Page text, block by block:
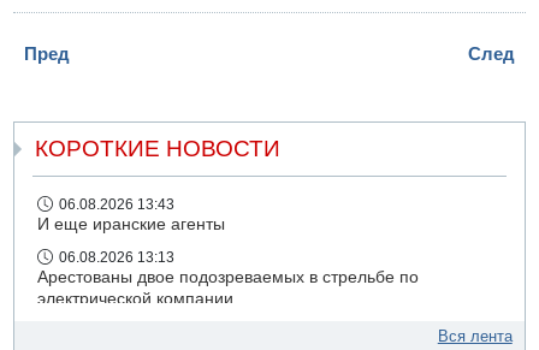
Альцгеймера решили выяснить, есть ли и другие
нейродегенеративных заболеваний. Выявлено 45
Пред След
КОРОТКИЕ НОВОСТИ
06.08.2026 13:43
И еще иранские агенты
06.08.2026 13:13
Арестованы двое подозреваемых в стрельбе по
электрической компании
Вся лента